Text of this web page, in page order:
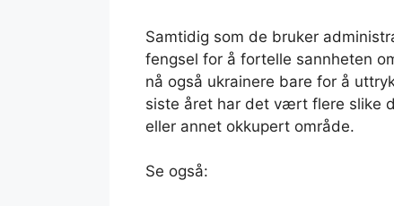
Samtidig som de bruker
fengsel for å fortelle sannheten
nå også ukrainere bare for å
siste året har det vært flere slike
eller annet okkupert område.
Se også: